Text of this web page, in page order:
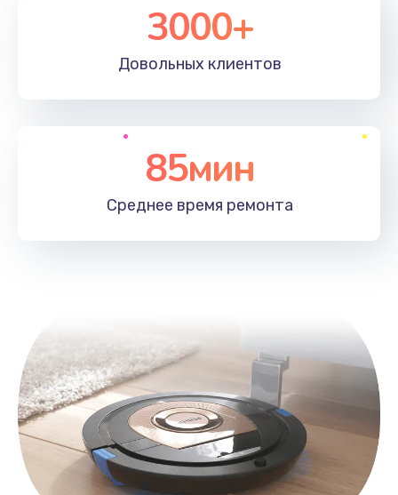
Комплексная профилактика (полная чистка и
диагностика)
2000 руб.
3000+
Довольных клиентов
85мин
Среднее время ремонта